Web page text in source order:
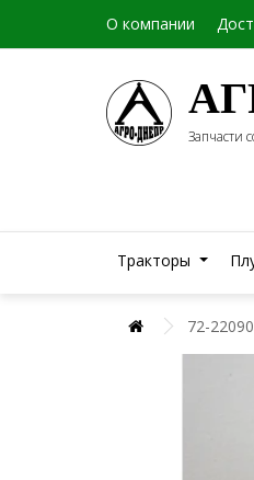
О компании
Запчасти
Тракторы
72-